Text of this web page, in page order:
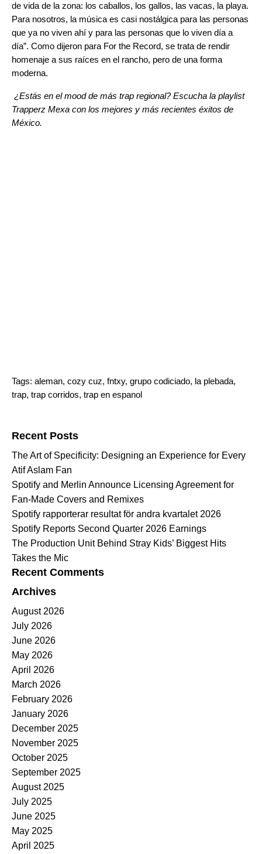
de vida de la zona: los caballos, los gallos, las vacas, la playa.
Para nosotros, la música es casi nostálgica para las personas
que ya no viven ahí y para las personas que lo viven día a
día”. Como dijeron para For the Record, se trata de rendir
homenaje a sus raíces en el rancho, pero de una forma
moderna.
¿Estás en el mood de más trap regional? Escucha la playlist
Trapperz Mexa con los mejores y más recientes éxitos de
México.
Tags: aleman, cozy cuz, fntxy, grupo codiciado, la plebada,
trap, trap corridos, trap en espanol
Recent Posts
The Art of Specificity: Designing an Experience for Every
Atif Aslam Fan
Spotify and Merlin Announce Licensing Agreement for
Fan-Made Covers and Remixes
Spotify rapporterar resultat för andra kvartalet 2026
Spotify Reports Second Quarter 2026 Earnings
The Production Unit Behind Stray Kids’ Biggest Hits
Takes the Mic
Recent Comments
Archives
August 2026
July 2026
June 2026
May 2026
April 2026
March 2026
February 2026
January 2026
December 2025
November 2025
October 2025
September 2025
August 2025
July 2025
June 2025
May 2025
April 2025